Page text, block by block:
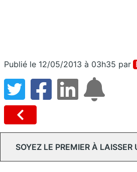
Publié le 12/05/2013 à 03h35 par
SOYEZ LE PREMIER À